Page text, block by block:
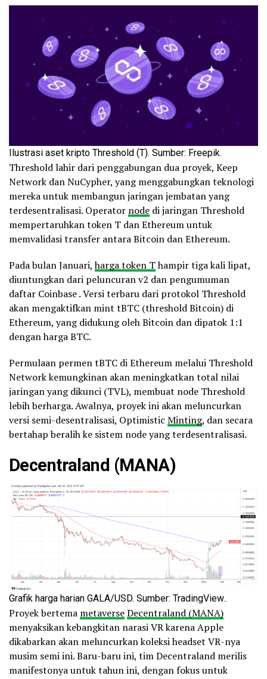
Ilustrasi aset kripto Threshold (T). Sumber: Freepik.
Threshold lahir dari penggabungan dua proyek, Keep
Network dan NuCypher, yang menggabungkan teknologi
mereka untuk membangun jaringan jembatan yang
terdesentralisasi. Operator node di jaringan Threshold
mempertaruhkan token T dan Ethereum untuk
memvalidasi transfer antara Bitcoin dan Ethereum.
Pada bulan Januari,harga token Thampir tiga kali lipat,
diuntungkan dari peluncuran v2 dan pengumuman
daftar Coinbase . Versi terbaru dari protokol Threshold
akan mengaktifkan mint tBTC (threshold Bitcoin) di
Ethereum, yang didukung oleh Bitcoin dan dipatok 1:1
dengan harga BTC.
Permulaan permen tBTC di Ethereum melalui Threshold
Network kemungkinan akan meningkatkan total nilai
jaringan yang dikunci (TVL), membuat node Threshold
lebih berharga. Awalnya, proyek ini akan meluncurkan
versi semi-desentralisasi, Optimistic Minting, dan secara
bertahap beralih ke sistem node yang terdesentralisasi.
Decentraland (MANA)
Grafik harga harian GALA/USD. Sumber: TradingView..
Proyek bertema metaverseDecentraland (MANA)
menyaksikan kebangkitan narasi VR karena Apple
dikabarkan akan meluncurkan koleksi headset VR-nya
musim semi ini. Baru-baru ini, tim Decentraland merilis
manifestonya untuk tahun ini, dengan fokus untuk